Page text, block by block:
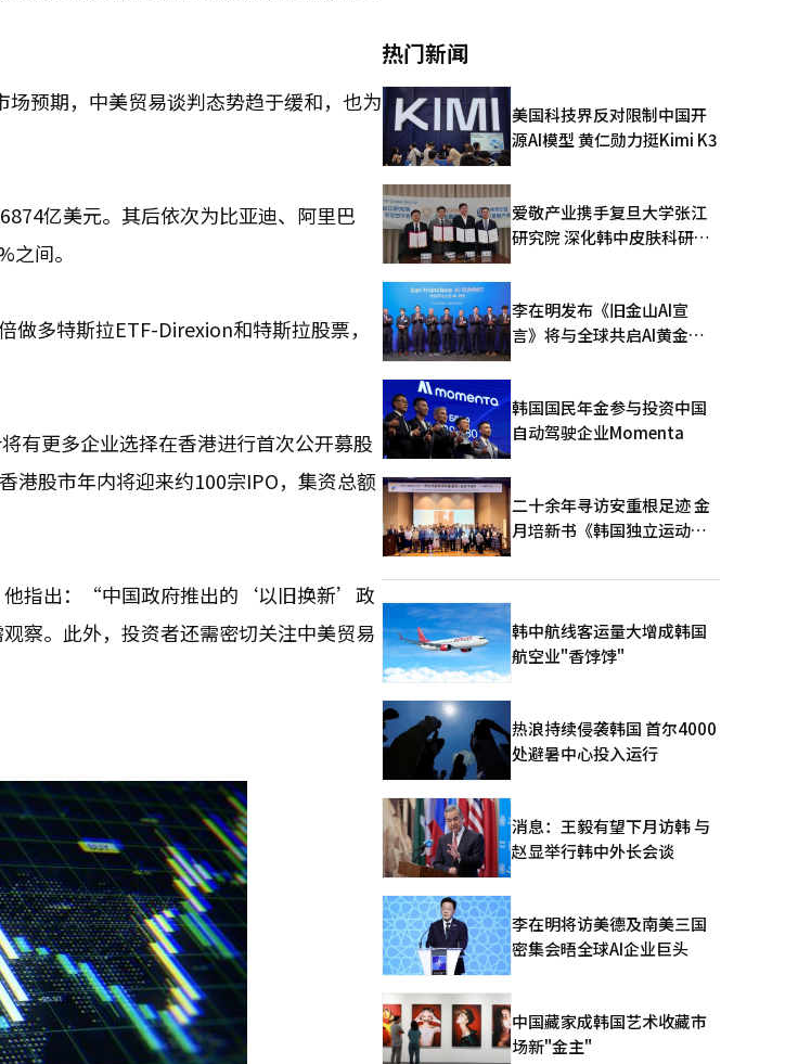
预期，中美贸易谈判态势趋于缓和，也为
亿美元。其后依次为比亚迪、阿里巴
间。
多特斯拉ETF-Direxion和特斯拉股票，
有更多企业选择在香港进行首次公开募股
港股市年内将迎来约100宗IPO，集资总额
他指出：“中国政府推出的‘以旧换新’政
察。此外，投资者还需密切关注中美贸易
热门新闻
美国科技界反对限制中国开
源AI模型 黄仁勋力挺Kimi K3
爱敬产业携手复旦大学张江
研究院 深化韩中皮肤科研合
李在明发布《旧金山AI宣
言》将与全球共启AI黄金时
韩国国民年金参与投资中国
自动驾驶企业Momenta
二十余年寻访安重根足迹 金
月培新书《韩国独立运动圣
版
韩中航线客运量大增成韩国
航空业"香饽饽"
热浪持续侵袭韩国 首尔4000
处避暑中心投入运行
消息：王毅有望下月访韩 与
赵显举行韩中外长会谈
李在明将访美德及南美三国
密集会晤全球AI企业巨头
中国藏家成韩国艺术收藏市
场新"金主"